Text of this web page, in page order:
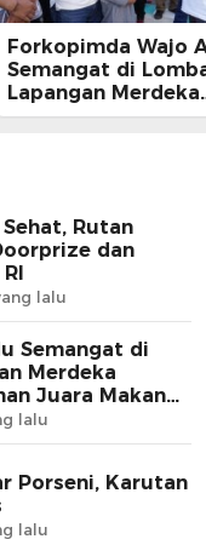
Forkopimda Wajo
Semangat di
Lapangan Merdeka
Sengkang, Andi
Rutan
dan
lalu
Semangat di
Merdeka
Juara Makan
lalu
Porseni, Karutan
lalu